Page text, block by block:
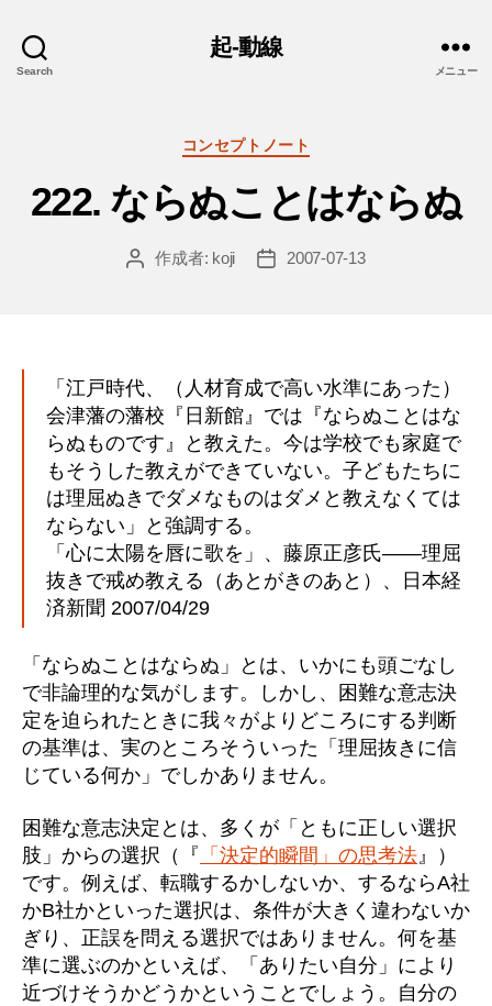
Search
起-動線
メニュー
カ
ゴ
リ
コンセプトノート
222. ならぬことはならぬ
投
作成者: koji
投
2007-07-13
「江戸時代、（人材育成で高い水準にあった）
会津藩の藩校『日新館』では『ならぬことはな
らぬものです』と教えた。今は学校でも家庭で
もそうした教えができていない。子どもたちに
は理屈ぬきでダメなものはダメと教えなくては
ならない」と強調する。
「心に太陽を唇に歌を」、藤原正彦氏――理屈
抜きで戒め教える（あとがきのあと）、日本経
済新聞 2007/04/29
「ならぬことはならぬ」とは、いかにも頭ごなし
で非論理的な気がします。しかし、困難な意志決
定を迫られたときに我々がよりどころにする判断
の基準は、実のところそういった「理屈抜きに信
じている何か」でしかありません。
困難な意志決定とは、多くが「ともに正しい選択
肢」からの選択（『 「決定的瞬間」の思考法 』）
です。例えば、転職するかしないか、するならA社
かB社かといった選択は、条件が大きく違わないか
ぎり、正誤を問える選択ではありません。何を基
準に選ぶのかといえば、「ありたい自分」により
近づけそうかどうかということでしょう。自分の